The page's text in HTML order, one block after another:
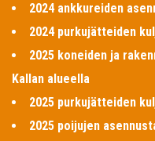
2024 ankkureiden
2024 purkujätteiden
2025 koneiden ja
Kallan alueella
2025 purkujätteiden
2025 poijujen